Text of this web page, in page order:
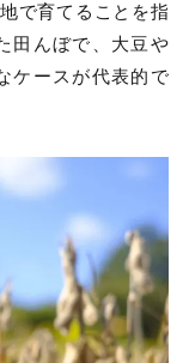
で育てることを指
田んぼで、大豆や
ケースが代表的で